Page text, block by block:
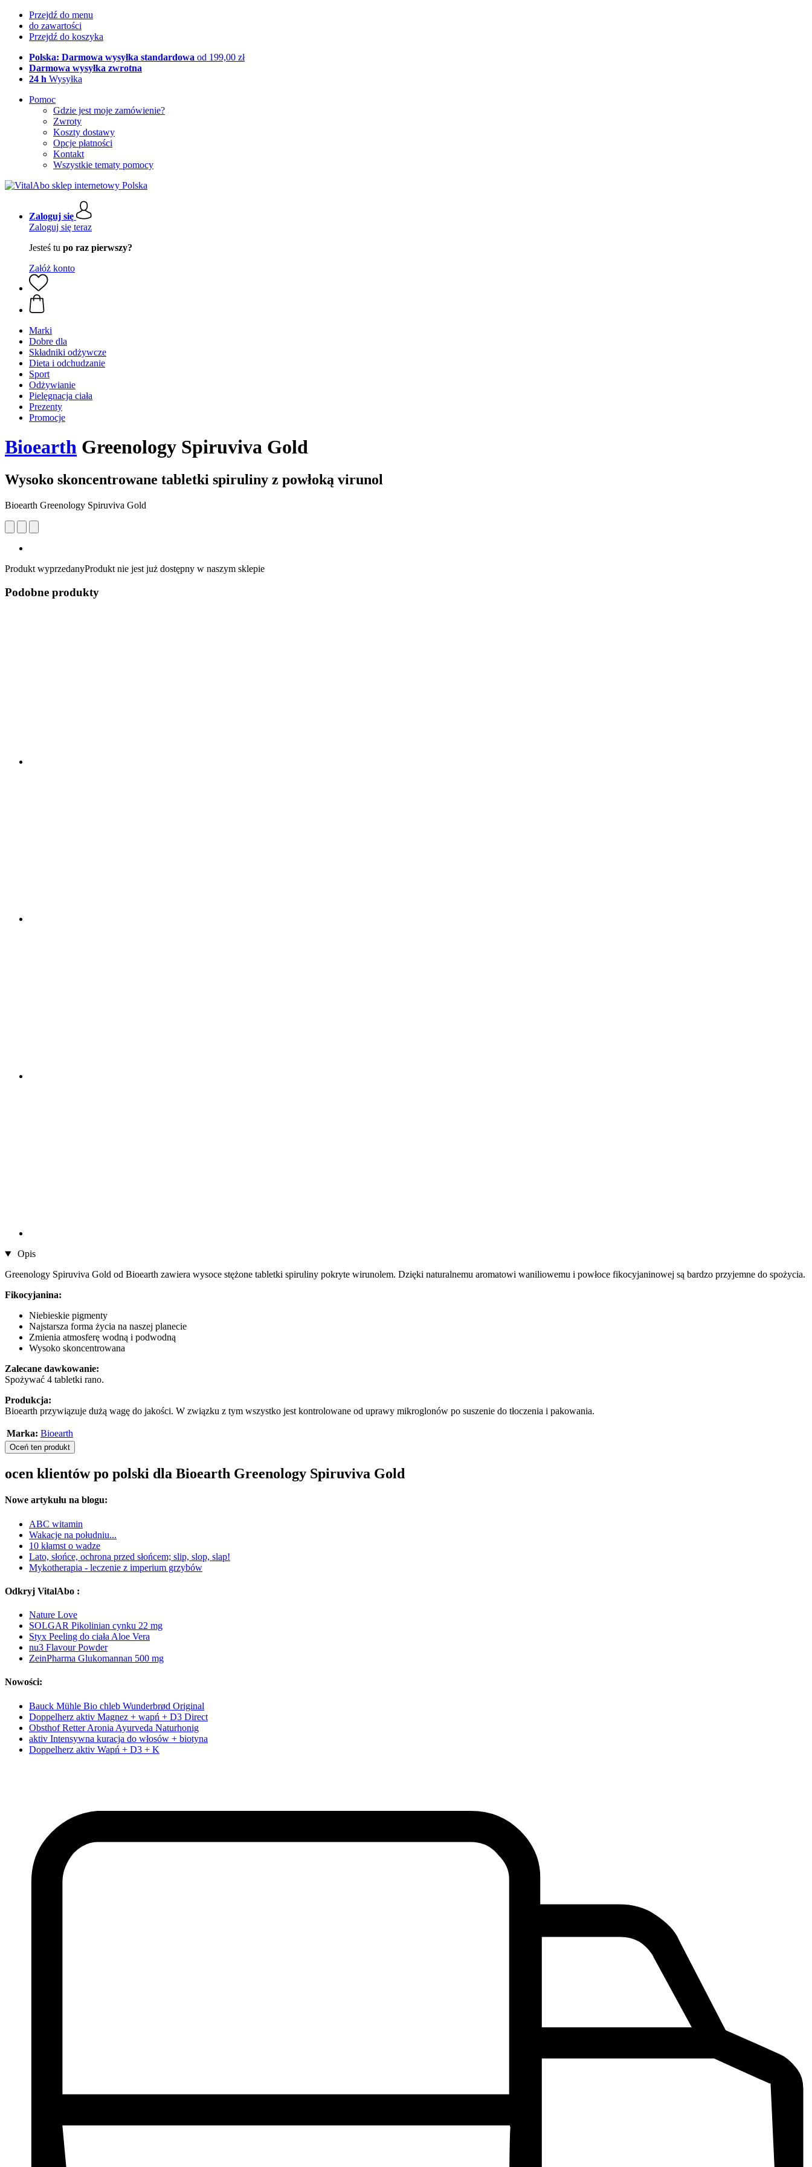
Przejdź do menu
do zawartości
Przejdź do koszyka
Polska: Darmowa wysyłka standardowa od 199,00 zł
Darmowa wysyłka zwrotna
24 h Wysyłka
Pomoc
Gdzie jest moje zamówienie?
Zwroty
Koszty dostawy
Opcje płatności
Kontakt
Wszystkie tematy pomocy
Zaloguj się
Zaloguj się teraz
Jesteś tu po raz pierwszy?
Załóż konto
Marki
Dobre dla
Składniki odżywcze
Dieta i odchudzanie
Sport
Odżywianie
Pielęgnacja ciała
Prezenty
Promocje
Bioearth Greenology Spiruviva Gold
Wysoko skoncentrowane tabletki spiruliny z powłoką virunol
Bioearth Greenology Spiruviva Gold
Produkt wyprzedanyProdukt nie jest już dostępny w naszym sklepie
Podobne produkty
Opis
Greenology Spiruviva Gold od Bioearth zawiera wysoce stężone tabletki spiruliny pokryte wirunolem. Dzięki naturalnemu aromatowi waniliowemu i powłoce fikocyjaninowej są bardzo przyjemne do spożycia.
Fikocyjanina:
Niebieskie pigmenty
Najstarsza forma życia na naszej planecie
Zmienia atmosferę wodną i podwodną
Wysoko skoncentrowana
Zalecane dawkowanie:
Spożywać 4 tabletki rano.
Produkcja:
Bioearth przywiązuje dużą wagę do jakości. W związku z tym wszystko jest kontrolowane od uprawy mikroglonów po suszenie do tłoczenia i pakowania.
Marka: Bioearth
Oceń ten produkt
ocen klientów po polski dla Bioearth Greenology Spiruviva Gold
Nowe artykułu na blogu:
ABC witamin
Wakacje na południu...
10 kłamst o wadze
Lato, słońce, ochrona przed słońcem; slip, slop, slap!
Mykotherapia - leczenie z imperium grzybów
Odkryj VitalAbo :
Nature Love
SOLGAR Pikolinian cynku 22 mg
Styx Peeling do ciała Aloe Vera
nu3 Flavour Powder
ZeinPharma Glukomannan 500 mg
Nowości:
Bauck Mühle Bio chleb Wunderbrød Original
Doppelherz aktiv Magnez + wapń + D3 Direct
Obsthof Retter Aronia Ayurveda Naturhonig
aktiv Intensywna kuracja do włosów + biotyna
Doppelherz aktiv Wapń + D3 + K